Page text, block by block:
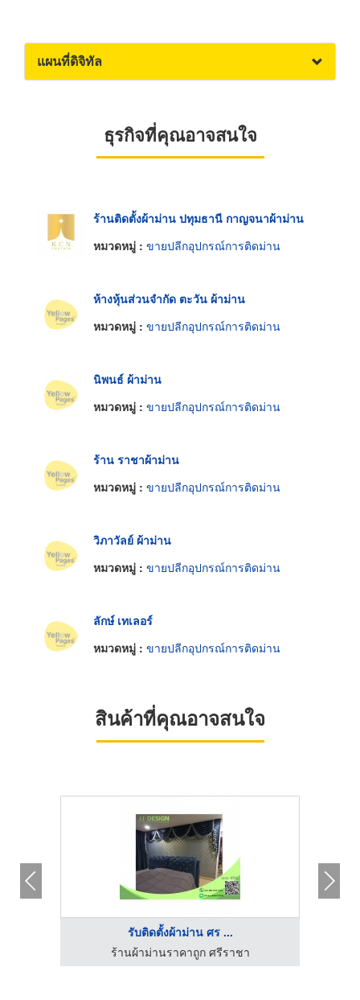
แผนที่ดิจิทัล
ธุรกิจที่คุณอาจสนใจ
ร้านติดตั้งผ้าม่าน ปทุมธานี กาญจนาผ้าม่าน
หมวดหมู่ : ขายปลีกอุปกรณ์การติดม่าน
ห้างหุ้นส่วนจำกัด ตะวัน ผ้าม่าน
หมวดหมู่ : ขายปลีกอุปกรณ์การติดม่าน
นิพนธ์ ผ้าม่าน
หมวดหมู่ : ขายปลีกอุปกรณ์การติดม่าน
ร้าน ราชาผ้าม่าน
หมวดหมู่ : ขายปลีกอุปกรณ์การติดม่าน
วิภาวัลย์ ผ้าม่าน
หมวดหมู่ : ขายปลีกอุปกรณ์การติดม่าน
ลักษ์ เทเลอร์
หมวดหมู่ : ขายปลีกอุปกรณ์การติดม่าน
สินค้าที่คุณอาจสนใจ
รับติดตั้งผ้าม่าน ศร ...
ร้านผ้าม่านราคาถูก ศรีราชา